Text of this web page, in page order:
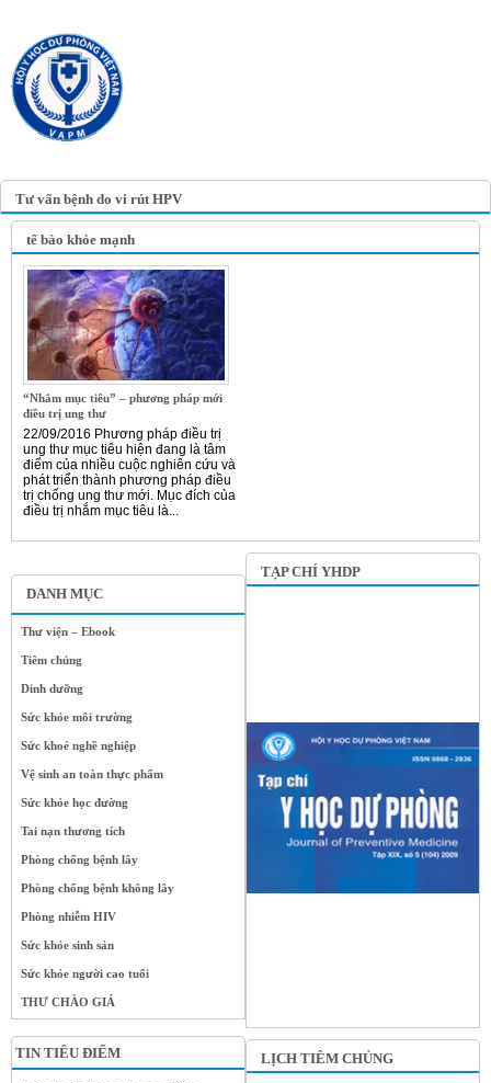
Tư vấn bệnh do vi rút HPV
DANH MỤC
Thư viện – Ebook
Tiêm chủng
Dinh dưỡng
Sức khỏe môi trường
Sức khoẻ nghề nghiệp
Vệ sinh an toàn thực phẩm
Sức khỏe học đường
Tai nạn thương tích
Phòng chống bệnh lây
Phòng chống bệnh không lây
Phòng nhiễm HIV
Sức khỏe sinh sản
Sức khỏe người cao tuổi
THƯ CHÀO GIÁ
TIN TIÊU ĐIỂM
tế bào khỏe mạnh
“Nhắm mục tiêu” – phương pháp mới
điều trị ung thư
22/09/2016 Phương pháp điều trị
ung thư mục tiêu hiện đang là tâm
điểm của nhiều cuộc nghiên cứu và
phát triển thành phương pháp điều
trị chống ung thư mới. Mục đích của
điều trị nhắm mục tiêu là...
TẠP CHÍ YHDP
LỊCH TIÊM CHỦNG